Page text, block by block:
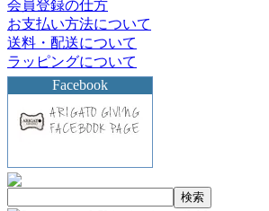
会員登録の仕方
お支払い方法について
送料・配送について
ラッピングについて
Facebook